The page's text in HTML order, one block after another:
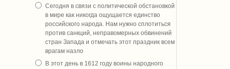
Сегодня в связи с политической обстановкой
в мире как никогда ощущается единство
российского народа. Нам нужно сплотиться
против санкций, неправомерных обвинений
стран Запада и отмечать этот праздник всем
врагам назло
В этот день в 1612 году воины народного